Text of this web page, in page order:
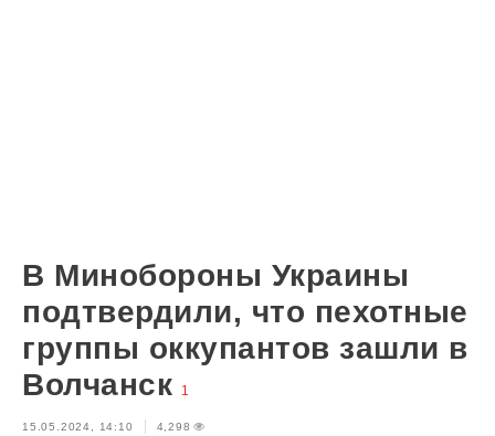
В Минобороны Украины
подтвердили, что пехотные
группы оккупантов зашли в
Волчанск
1
15.05.2024, 14:10 4,298